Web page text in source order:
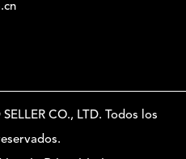
CO., LTD. Todos los